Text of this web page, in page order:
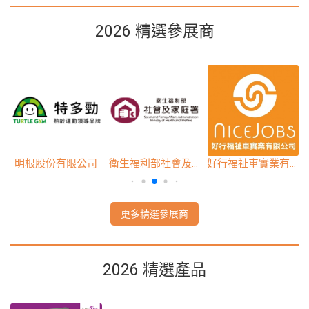
2026 精選參展商
明根股份有限公司 衛生福利部社會及家庭署 好行福祉車實業有限公司
更多精選參展商
2026 精選產品